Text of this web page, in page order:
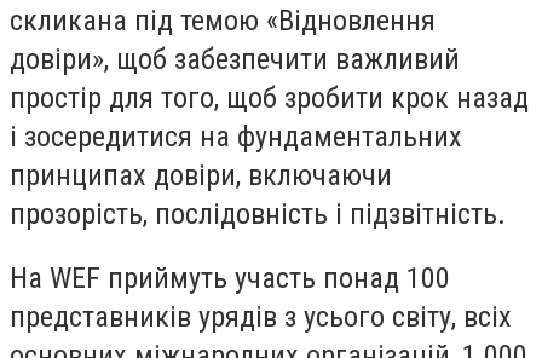
скликана під темою «Відновлення
довіри», щоб забезпечити важливий
простір для того, щоб зробити крок назад
і зосередитися на фундаментальних
принципах довіри, включаючи
прозорість, послідовність і підзвітність.
На WEF приймуть участь понад 100
представників урядів з усього світу, всіх